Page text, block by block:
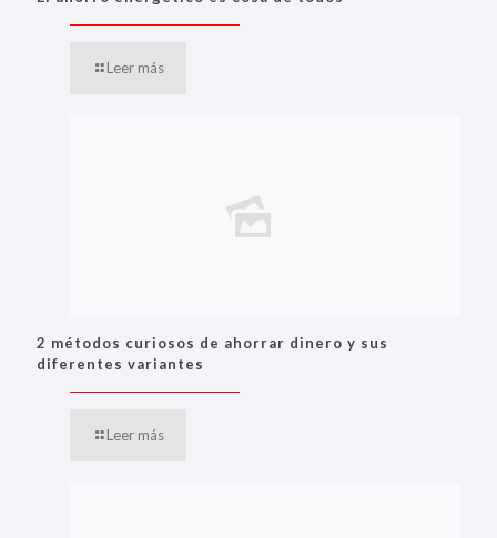
Leer más
2 métodos curiosos de ahorrar dinero y sus
diferentes variantes
Leer más